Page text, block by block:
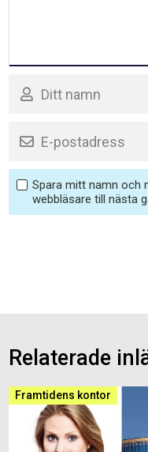
Spara mitt namn och
webbläsare till nästa
Relaterade
Framtidens kontor